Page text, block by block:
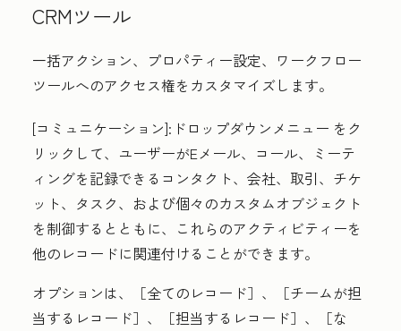
CRMツール
一括アクション、プロパティー設定、ワークフロー
ツールへのアクセス権をカスタマイズします。
[コミュニケーション]: ドロップダウンメニュー をク
リックして、ユーザーがEメール、コール、ミーテ
ィングを記録できるコンタクト、会社、取引、チケ
ット、タスク、および個々のカスタムオブジェクト
を制御するとともに、これらのアクティビティーを
他のレコードに関連付けることができます。
オプションは、［全てのレコード］ 、［チームが担
当するレコード］ 、［担当するレコード］ 、［な